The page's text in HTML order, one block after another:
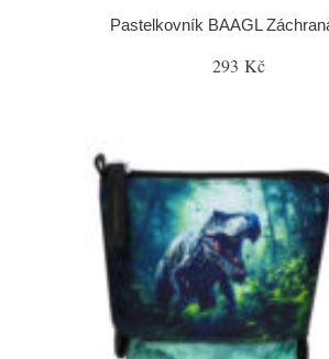
Pastelkovník BAAGL
293 Kč